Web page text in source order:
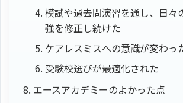
模試や過去問演習を通し、日々
強を修正し続けた
ケアレスミスへの意識が変わっ
受験校選びが最適化された
エースアカデミーのよかった点